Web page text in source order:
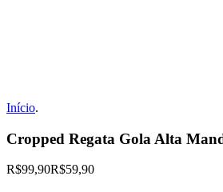
Início.
Cropped Regata Gola Alta
R$99,90R$59,90